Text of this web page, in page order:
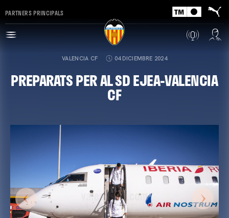
PARTNERS PRINCIPALS
VALENCIA CF 04 DICIEMBRE 2024
PREPARATS PER AL SD EJEA-VALENCIA
CF